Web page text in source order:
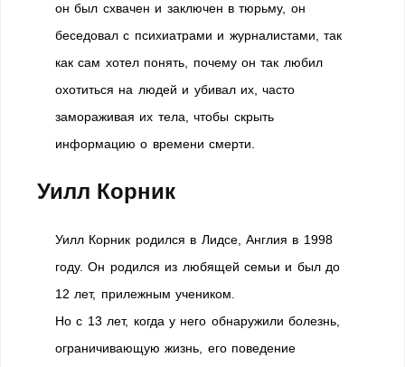
он был схвачен и заключен в тюрьму, он
беседовал с психиатрами и журналистами, так
как сам хотел понять, почему он так любил
охотиться на людей и убивал их, часто
замораживая их тела, чтобы скрыть
информацию о времени смерти.
Уилл Корник
Уилл Корник родился в Лидсе, Англия в 1998
году. Он родился из любящей семьи и был до
12 лет, прилежным учеником.
Но с 13 лет, когда у него обнаружили болезнь,
ограничивающую жизнь, его поведение